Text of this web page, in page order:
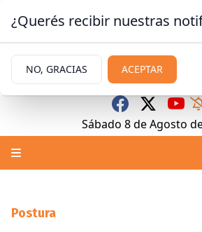
Sábado 8deAgosto
Postura
¿Querés recibir nuestras
NO, GRACIAS ACEPTAR